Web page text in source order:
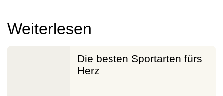
Weiterlesen
Die besten Sportarten fürs
Herz